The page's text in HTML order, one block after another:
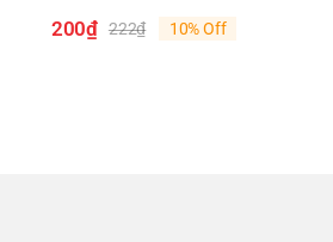
06-2MHC-800-050-00E
222₫Giá
200₫
Giá 10% Off